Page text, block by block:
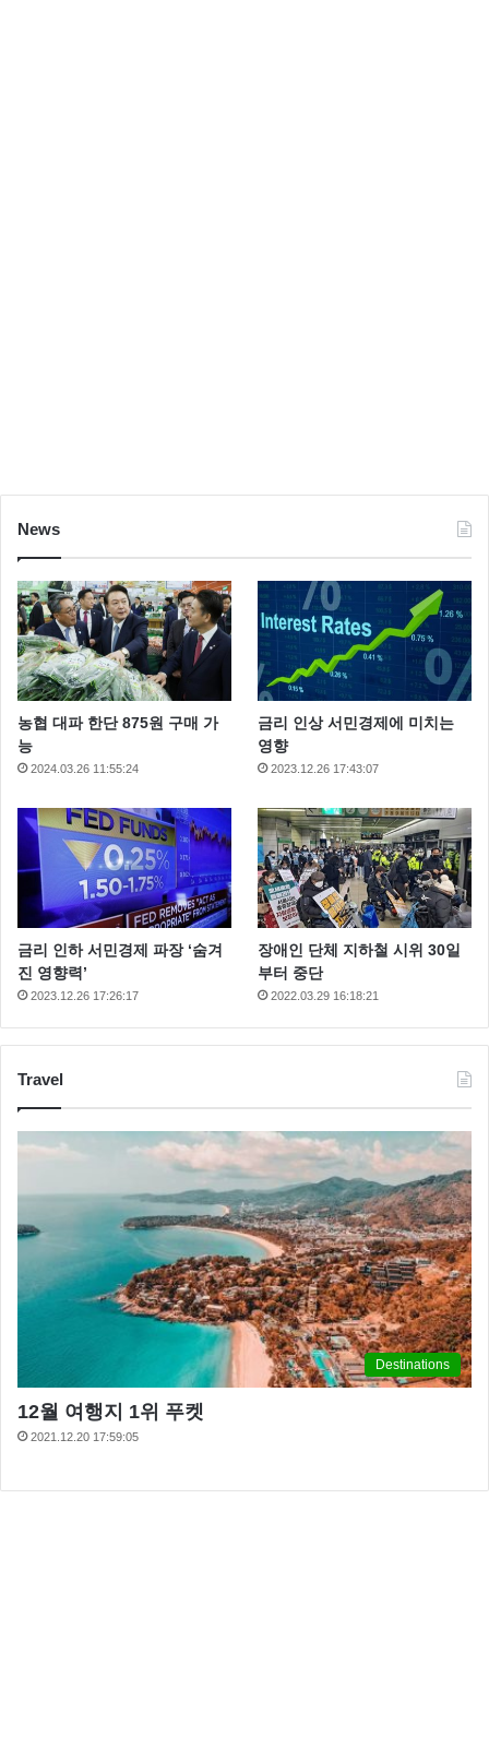
News
농협 대파 한단 875원 구매 가
능
2024.03.26 11:55:24
금리 인상 서민경제에 미치는
영향
2023.12.26 17:43:07
금리 인하 서민경제 파장 ‘숨겨
진 영향력’
2023.12.26 17:26:17
장애인 단체 지하철 시위 30일
부터 중단
2022.03.29 16:18:21
Travel
Destinations
12월 여행지 1위 푸켓
2021.12.20 17:59:05